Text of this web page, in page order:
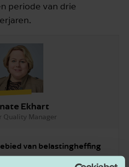
periode van drie
Ekhart
Quality Manager
van belastingheffing
de belastingwetgeving, dat